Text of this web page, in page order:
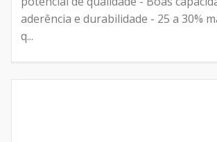
aderência e durabilidade - 25 a 30%
q...